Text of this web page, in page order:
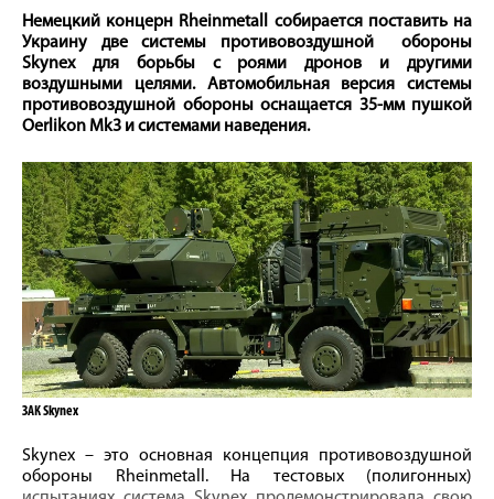
Немецкий концерн Rheinmetall собирается поставить на
Украину две системы противовоздушной обороны
Skynex для борьбы с роями дронов и другими
воздушными целями. Автомобильная версия системы
противовоздушной обороны оснащается 35-мм пушкой
Oerlikon Mk3 и системами наведения.
ЗАК Skynex
Skynex – это основная концепция противовоздушной
обороны Rheinmetall. На тестовых (полигонных)